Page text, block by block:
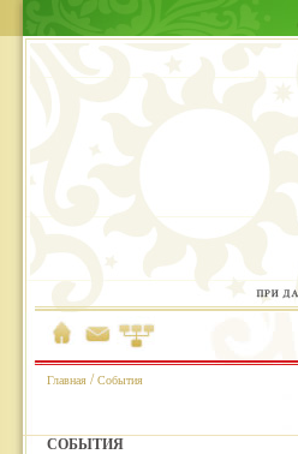
Главная /События
СОБЫТИЯ